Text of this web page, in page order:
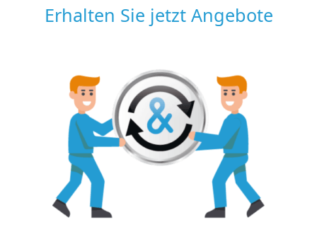
Erhalten Sie jetzt Angebote